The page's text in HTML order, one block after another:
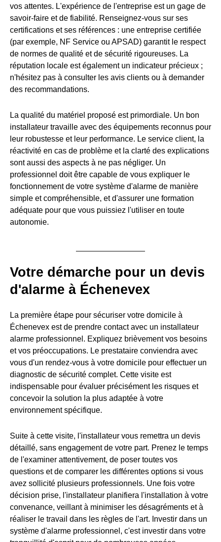
vos attentes. L'expérience de l'entreprise est un gage de
savoir-faire et de fiabilité. Renseignez-vous sur ses
certifications et ses références : une entreprise certifiée
(par exemple, NF Service ou APSAD) garantit le respect
de normes de qualité et de sécurité rigoureuses. La
réputation locale est également un indicateur précieux ;
n'hésitez pas à consulter les avis clients ou à demander
des recommandations.
La qualité du matériel proposé est primordiale. Un bon
installateur travaille avec des équipements reconnus pour
leur robustesse et leur performance. Le service client, la
réactivité en cas de problème et la clarté des explications
sont aussi des aspects à ne pas négliger. Un
professionnel doit être capable de vous expliquer le
fonctionnement de votre système d'alarme de manière
simple et compréhensible, et d'assurer une formation
adéquate pour que vous puissiez l'utiliser en toute
autonomie.
Votre démarche pour un devis
d'alarme à Échenevex
La première étape pour sécuriser votre domicile à
Échenevex est de prendre contact avec un installateur
alarme professionnel. Expliquez brièvement vos besoins
et vos préoccupations. Le prestataire conviendra avec
vous d'un rendez-vous à votre domicile pour effectuer un
diagnostic de sécurité complet. Cette visite est
indispensable pour évaluer précisément les risques et
concevoir la solution la plus adaptée à votre
environnement spécifique.
Suite à cette visite, l'installateur vous remettra un devis
détaillé, sans engagement de votre part. Prenez le temps
de l'examiner attentivement, de poser toutes vos
questions et de comparer les différentes options si vous
avez sollicité plusieurs professionnels. Une fois votre
décision prise, l'installateur planifiera l'installation à votre
convenance, veillant à minimiser les désagréments et à
réaliser le travail dans les règles de l'art. Investir dans un
système d'alarme professionnel, c'est investir dans votre